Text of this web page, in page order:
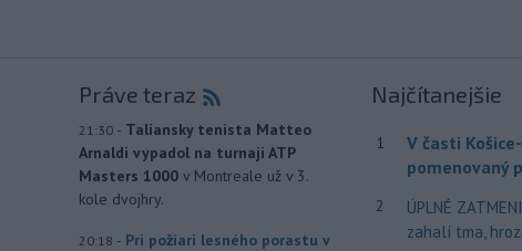
Práve teraz
21:30 - Taliansky tenista Matteo
Arnaldi vypadol na turnaji ATP
Masters 1000 v Montreale už v 3.
kole dvojhry.
20:18 - Pri požiari lesného porastu v
Najčítanejšie
1
V časti
pomenovaný
2
ÚPLNÉ
zahalí tma,